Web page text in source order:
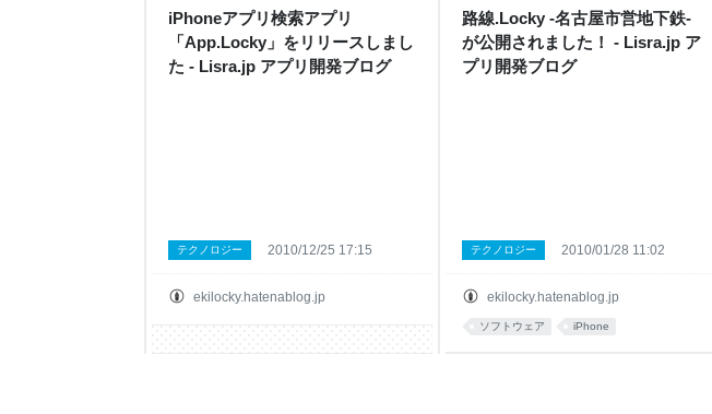
iPhoneアプリ検索アプリ
「App.Locky」をリリースしまし
た - Lisra.jp アプリ開発ブログ
ekilocky.hatenablog.jp
テクノロジー 2010/12/25 17:15
路線.Locky -名古屋市営地下鉄-
が公開されました！ - Lisra.jp ア
プリ開発ブログ
ekilocky.hatenablog.jp
テクノロジー 2010/01/28 11:02
ソフトウェア iPhone